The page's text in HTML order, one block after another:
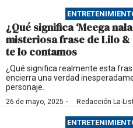
¿Qué significa ‘Meega
misteriosa frase de Lilo &
te lo contamos
¿Qué significa realmente esta
encierra una verdad
personaje.
26 de mayo, 2025 · Redacción La-